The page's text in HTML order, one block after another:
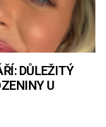
DŮLEŽITÝ
U